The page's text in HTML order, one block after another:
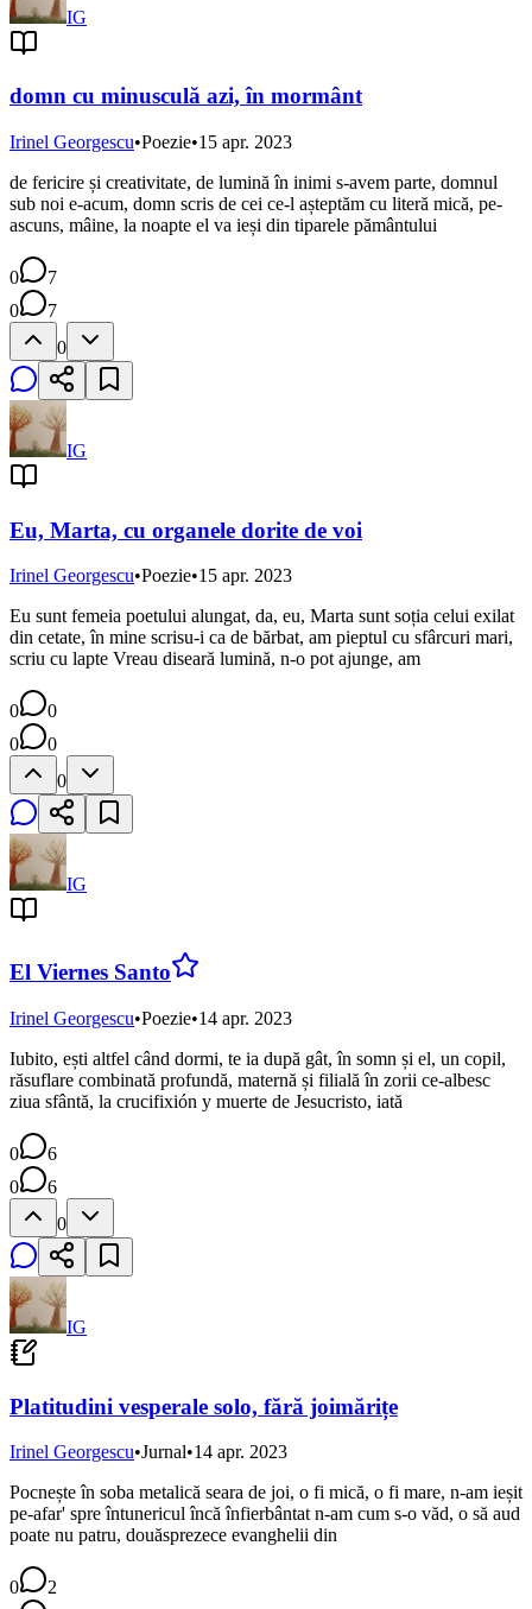
IG
domn cu minusculă azi, în mormânt
Irinel Georgescu•Poezie•15 apr. 2023
de fericire și creativitate, de lumină în inimi s-avem parte, domnul
sub noi e-acum, domn scris de cei ce-l așteptăm cu literă mică, pe-
ascuns, mâine, la noapte el va ieși din tiparele pământului
0
7
0
7
0
IG
Eu, Marta, cu organele dorite de voi
Irinel Georgescu•Poezie•15 apr. 2023
Eu sunt femeia poetului alungat, da, eu, Marta sunt soția celui exilat
din cetate, în mine scrisu-i ca de bărbat, am pieptul cu sfârcuri mari,
scriu cu lapte Vreau diseară lumină, n-o pot ajunge, am
0
0
0
0
0
IG
El Viernes Santo
Irinel Georgescu•Poezie•14 apr. 2023
Iubito, ești altfel când dormi, te ia după gât, în somn și el, un copil,
răsuflare combinată profundă, maternă și filială în zorii ce-albesc
ziua sfântă, la crucifixión y muerte de Jesucristo, iată
0
6
0
6
0
IG
Platitudini vesperale solo, fără joimărițe
Irinel Georgescu•Jurnal•14 apr. 2023
Pocnește în soba metalică seara de joi, o fi mică, o fi mare, n-am ieșit
pe-afar' spre întunericul încă înfierbântat n-am cum s-o văd, o să aud
poate nu patru, douăsprezece evanghelii din
0
2